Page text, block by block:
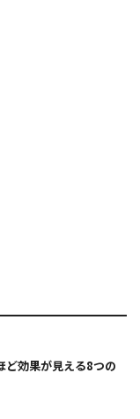
ど効果が見える8つの